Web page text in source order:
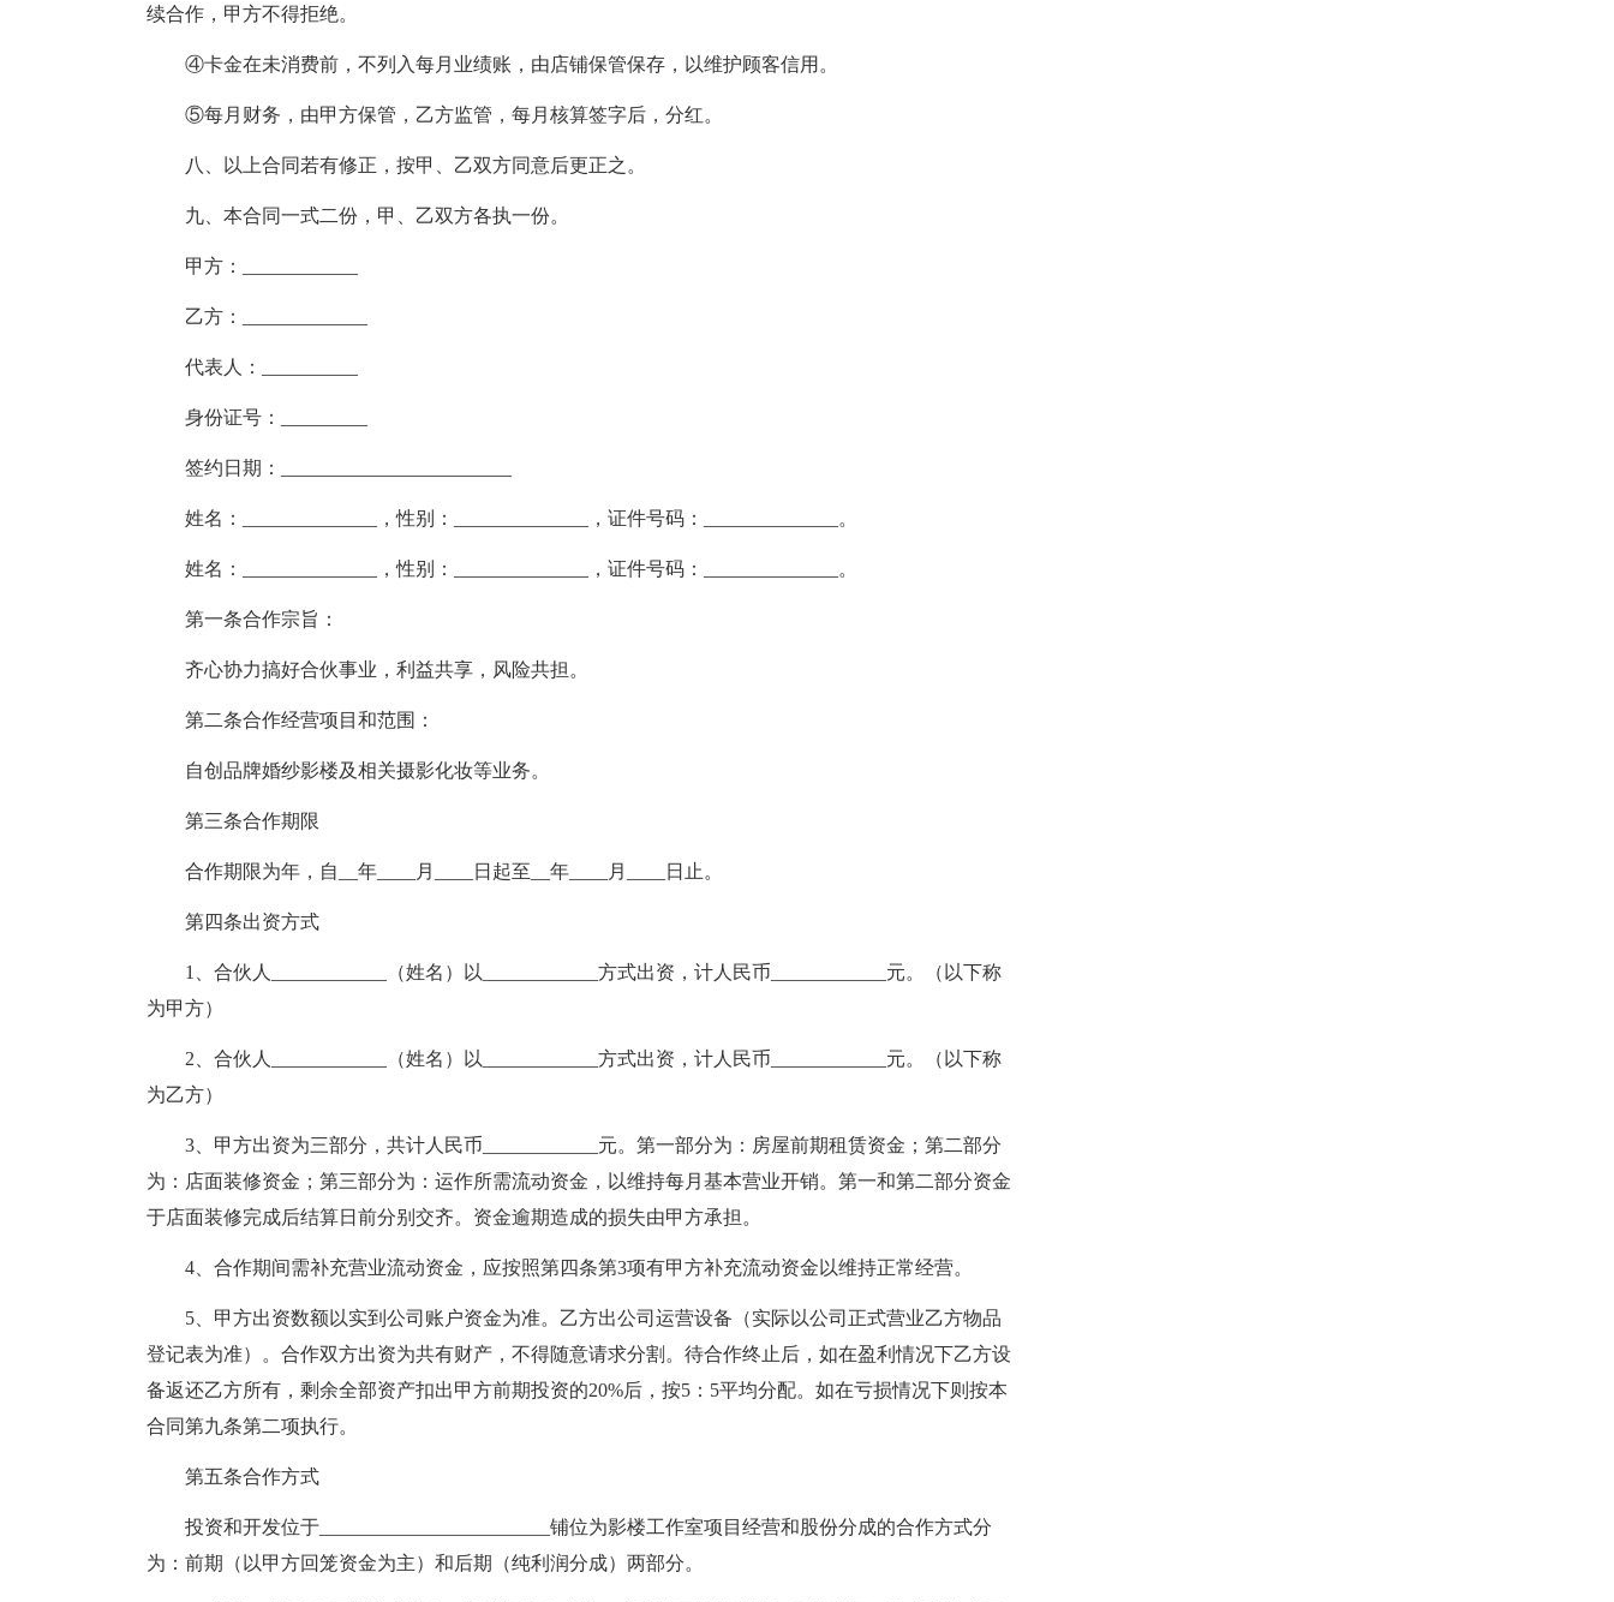
续合作，甲方不得拒绝。
④卡金在未消费前，不列入每月业绩账，由店铺保管保存，以维护顾客信用。
⑤每月财务，由甲方保管，乙方监管，每月核算签字后，分红。
八、以上合同若有修正，按甲、乙双方同意后更正之。
九、本合同一式二份，甲、乙双方各执一份。
甲方：____________
乙方：_____________
代表人：__________
身份证号：_________
签约日期：________________________
姓名：______________，性别：______________，证件号码：______________。
姓名：______________，性别：______________，证件号码：______________。
第一条合作宗旨：
齐心协力搞好合伙事业，利益共享，风险共担。
第二条合作经营项目和范围：
自创品牌婚纱影楼及相关摄影化妆等业务。
第三条合作期限
合作期限为年，自__年____月____日起至__年____月____日止。
第四条出资方式
1、合伙人____________（姓名）以____________方式出资，计人民币____________元。（以下称
为甲方）
2、合伙人____________（姓名）以____________方式出资，计人民币____________元。（以下称
为乙方）
3、甲方出资为三部分，共计人民币____________元。第一部分为：房屋前期租赁资金；第二部分
为：店面装修资金；第三部分为：运作所需流动资金，以维持每月基本营业开销。第一和第二部分资金
于店面装修完成后结算日前分别交齐。资金逾期造成的损失由甲方承担。
4、合作期间需补充营业流动资金，应按照第四条第3项有甲方补充流动资金以维持正常经营。
5、甲方出资数额以实到公司账户资金为准。乙方出公司运营设备（实际以公司正式营业乙方物品
登记表为准）。合作双方出资为共有财产，不得随意请求分割。待合作终止后，如在盈利情况下乙方设
备返还乙方所有，剩余全部资产扣出甲方前期投资的20%后，按5：5平均分配。如在亏损情况下则按本
合同第九条第二项执行。
第五条合作方式
投资和开发位于________________________铺位为影楼工作室项目经营和股份分成的合作方式分
为：前期（以甲方回笼资金为主）和后期（纯利润分成）两部分。